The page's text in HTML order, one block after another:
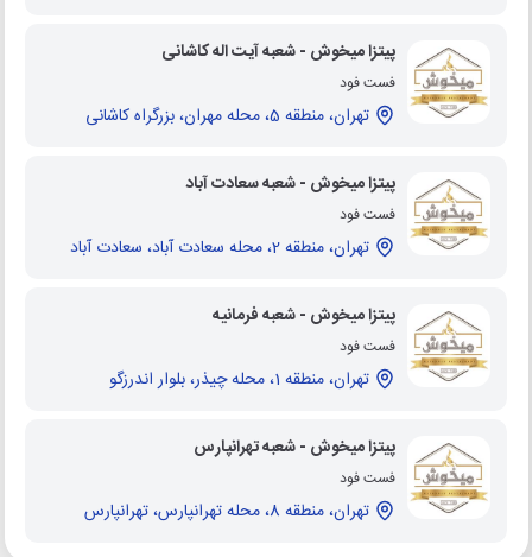
پیتزا میخوش - شعبه آیت اله کاشانی
فست فود
تهران، منطقه 5، محله مهران، بزرگراه کاشانی
پیتزا میخوش - شعبه سعادت آباد
فست فود
تهران، منطقه 2، محله سعادت آباد، سعادت آباد
پیتزا میخوش - شعبه فرمانیه
فست فود
تهران، منطقه 1، محله چیذر، بلوار اندرزگو
پیتزا میخوش - شعبه تهرانپارس
فست فود
تهران، منطقه 8، محله تهرانپارس، تهرانپارس